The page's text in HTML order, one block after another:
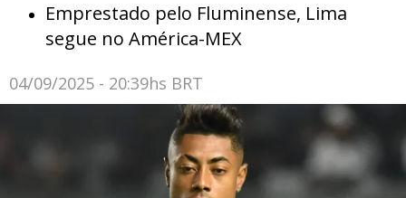
Emprestado pelo Fluminense, Lima
segue no América-MEX
04/09/2025 - 20:39hs BRT